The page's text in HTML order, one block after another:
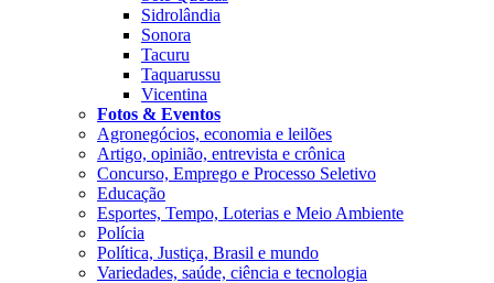
Sidrolândia
Sonora
Tacuru
Taquarussu
Vicentina
Fotos & Eventos
Agronegócios, economia e leilões
Artigo, opinião, entrevista e crônica
Concurso, Emprego e Processo Seletivo
Educação
Esportes, Tempo, Loterias e Meio Ambiente
Polícia
Política, Justiça, Brasil e mundo
Variedades, saúde, ciência e tecnologia